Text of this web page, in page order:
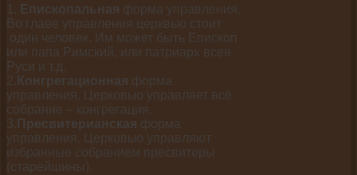
1. Епископальная форма управления.
Во главе управления церквью стоит
один человек. Им может быть Епископ
или папа Римский, или патриарх всея
Руси и т.д.
2. Конгрегационная форма
управления. Церковью управляет всё
собрание – конгрегация.
3. Пресвитерианская форма
управления. Церковью управляют
избранные собранием пресвитеры
(старейшины).